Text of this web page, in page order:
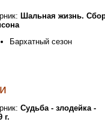
Шальная жизнь.
Бархатный сезон
Судьба - злодейка -
г.